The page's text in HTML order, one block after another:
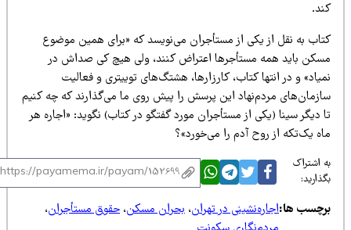
به نقل از یکی از مستأجران می‌نویسد که «برای همین موضوع
باید همه مستأجرها اعتراض کنند، ولی هیچ کی صداش در
و در انتها کتاب، کارزارها، هشتگ‌های توییتری و فعالیت
مردم‌نهاد این پرسش را پیش روی ما می‌گذارند که چه کنیم
دیگر سینا (یکی از مستأجران مورد گفتگو در کتاب) نگوید: «اجاره هر
یک‌تکه از روح آدم را می‌خورد»؟
اشتراک
ها:اجاره‌نشینی در تهران،بحران مسکن،حقوق مستأجران،